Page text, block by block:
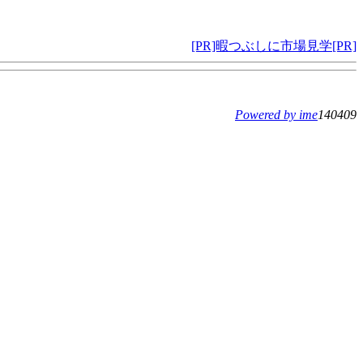
[PR]暇つぶしに市場見学[PR]
Powered by ime140409